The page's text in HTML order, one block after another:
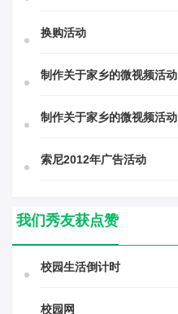
换购活动
制作关于家乡的微视频活动
制作关于家乡的微视频活动
索尼2012年广告活动
我们秀友获点赞
校园生活倒计时
校园网